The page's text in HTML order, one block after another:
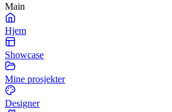
Main
Hjem
Showcase
Mine prosjekter
Designer